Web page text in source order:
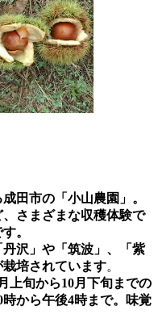
田市の「小山農園」。
さまざまな収穫体験で
。
丹沢」や「筑波」、「紫
培されています。
上旬から10月下旬までの
から午後4時まで。味覚